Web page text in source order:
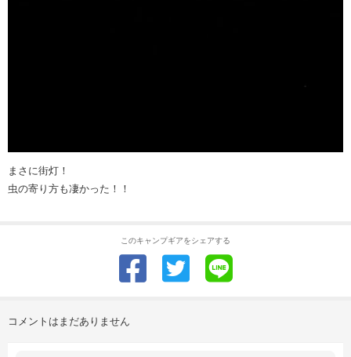
まさに街灯！
虫の寄り方も凄かった！！
このキャンプギアをシェアする
コメントはまだありません